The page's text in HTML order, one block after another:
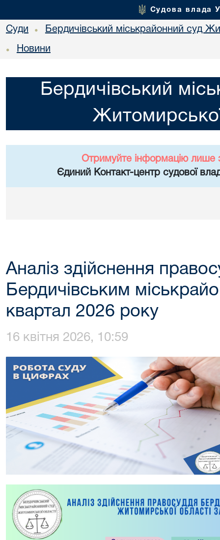
Судова влада
Суди • Бердичівський міськрайонний суд
• Новини
Бердичівський
Отримуйте інформацію лише
Єдиний Контакт-центр судової
Аналіз здійснення
Бердичівським
квартал 2026 року
16 квітня 2026, 10:59